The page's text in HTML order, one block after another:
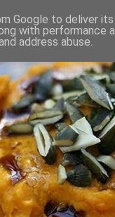
Google to deliver
with
address abuse.